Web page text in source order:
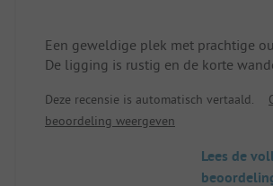
Een geweldige plek met prachtige
De ligging is rustig en de korte
sanitair en de hele camping zijn
onderhouden, de bistro erg goed en
kampeermateriaal kunnen
haringen of kabel- of slangadapters.
Deze recensie is automatisch vertaald.
beoordeling weergeven
Lees de